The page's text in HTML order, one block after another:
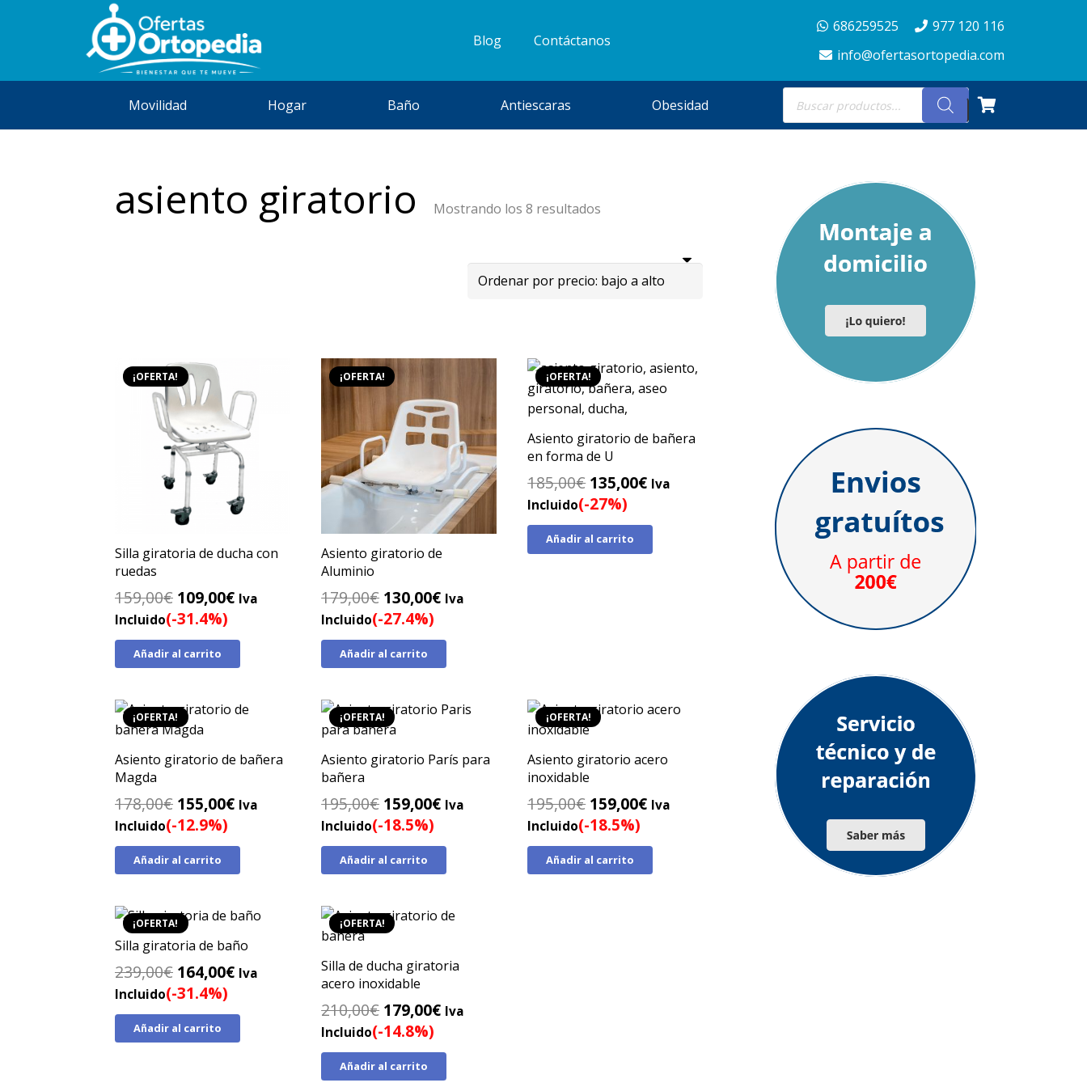
Blog Contáctanos
686259525
977 120 116
info@ofertasortopedia.com
Movilidad Hogar Baño Antiescaras Obesidad
Búsqueda
de
productos
asiento giratorio Mostrando los 8 resultados
bajo
a
¡OFERTA!
Silla giratoria de ducha con
ruedas
159,00€ El
precio
original
era:
109,00€El
actual
Iva
Incluido(-31.4%)
Añadir al carrito
¡OFERTA!
Asiento giratorio de
Aluminio
179,00€ El
precio
original
era:
130,00€El
actual
Iva
Incluido(-27.4%)
Añadir al carrito
¡OFERTA!
Asiento giratorio de bañera
en forma de U
185,00€ El
precio
original
era:
135,00€El
actual
Iva
Incluido(-27%)
Añadir al carrito
¡OFERTA!
Asiento giratorio de bañera
Magda
178,00€ El
precio
original
era:
155,00€El
actual
Iva
Incluido(-12.9%)
Añadir al carrito
¡OFERTA!
Asiento giratorio París para
bañera
195,00€ El
precio
original
era:
159,00€El
actual
Iva
Incluido(-18.5%)
Añadir al carrito
¡OFERTA!
Asiento giratorio acero
inoxidable
195,00€ El
precio
original
era:
159,00€El
actual
Iva
Incluido(-18.5%)
Añadir al carrito
¡OFERTA!
Silla giratoria de baño
239,00€ El
precio
original
era:
164,00€El
actual
Iva
Incluido(-31.4%)
Añadir al carrito
¡OFERTA!
Silla de ducha giratoria
acero inoxidable
210,00€ El
precio
original
era:
179,00€El
actual
Iva
Incluido(-14.8%)
Añadir al carrito